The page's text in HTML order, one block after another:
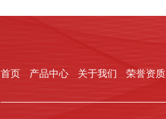
首页 产品中心 关于我们 荣誉资质